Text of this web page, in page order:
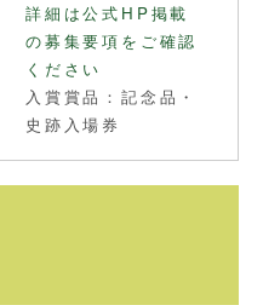
詳細は公式HP掲載
の募集要項をご確認
ください
入賞賞品：記念品・
史跡入場券